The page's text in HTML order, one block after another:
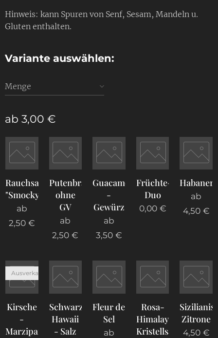
Hinweis: kann Spuren von Senf, Sesam, Mandeln u.
Gluten enthalten.
Variante auswählen:
Menge
ab 3,00 €
Rauchsalz
"Smocky"
ab
2,50€
Putenbratengewürz
ohne
GV
ab
2,50 €
Guacamole
-
Gewürz
ab
3,50€
Früchte-
Duo
0,00€
ab
4,50€
Kirsche
-
Marzipan
Ausverkauft
Schwarzes
Hawaii
- Salz
Fleur de
Sel
ab
Rosa-
Himalaya-
Kristellsalz
Zitrone
4,50€